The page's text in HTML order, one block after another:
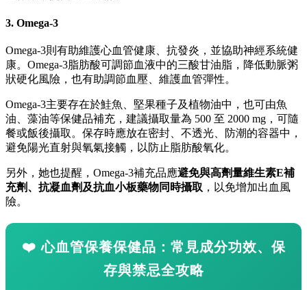
3. Omega-3
Omega-3則有助維護心血管健康、抗發炎，並協助神經系統健
康。Omega-3脂肪酸可調節血液中的三酸甘油脂，降低動脈粥
狀硬化風險，也有助調節血壓、維護血管彈性。
Omega-3主要存在於鮭魚、堅果種子及植物油中，也可由魚
油、藻油等保健品補充，建議攝取量為 500 至 2000 mg，可隨
餐或飯後攝取。保存時應放在密封、不透光、防潮的容器中，
避免陽光直射與氧氣接觸，以防止脂肪酸氧化。
另外，她也提醒，Omega-3補充品應避免與高劑量維生素E補
充劑、抗凝血劑及抗血小板藥物同時攝取 ，以免增加出血風
險。
❤️ 心血管保養保健品：常見成分功效、保
存與禁忌全攻略